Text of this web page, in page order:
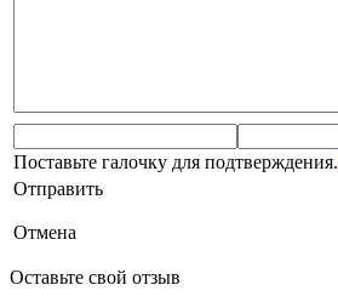
Поставьте галочку для подтверждения.
Отправить
Отмена
Оставьте свой отзыв